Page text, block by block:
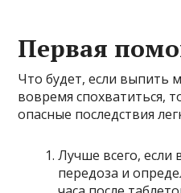
Первая
Что будет, если выпить
вовремя спохватиться,
опасные последствия
Лучше всего,
передоза и